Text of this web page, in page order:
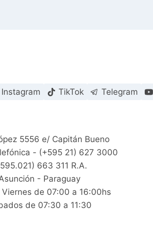
Instagram TikTok Telegram
5556 e/ Capitán Bueno
- (+595 21) 627 3000
663 311 R.A.
- Paraguay
Viernes de 07:00 a 16:00hs
de 07:30 a 11:30